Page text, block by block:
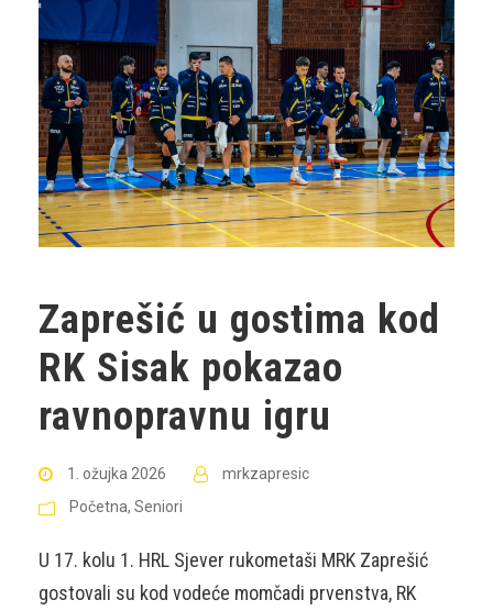
Zaprešić u gostima kod
RK Sisak pokazao
ravnopravnu igru
1. ožujka 2026
mrkzapresic
Početna, Seniori
U 17. kolu 1. HRL Sjever rukometaši MRK Zaprešić
gostovali su kod vodeće momčadi prvenstva, RK